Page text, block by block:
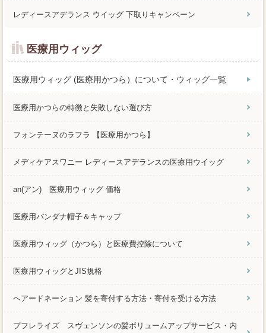
レディースアデランス ウイッグ 下取りキャンペーン
医療用ウィッグ
医療用ウィッグ (医療用かつら）について・ウィッグ一覧
医療用かつらの特徴と失敗しない選び方
フォンテーヌのラフラ 【医療用かつら】
メディケアスワニー レディースアデランスの医療用ウイッグ
an(アン) 医療用ウィッグ 価格
医療用バンダナ帽子＆キャップ
医療用ウィッグ（かつら）と医療費控除について
医療用ウィッグとJIS規格
ヘアードネーション 髪を寄付する方法・寄付を受ける方法
プフレライズ スヴェンソンの髪ボリュームアップサービス・内